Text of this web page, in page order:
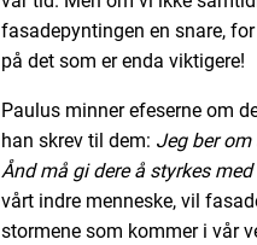
fasadepyntingen en snare,
på det som er enda viktigere!
Paulus minner efeserne om
han skrev til dem: Jeg ber
Ånd må gi dere å styrkes
vårt indre menneske, vil
stormene som kommer i vår